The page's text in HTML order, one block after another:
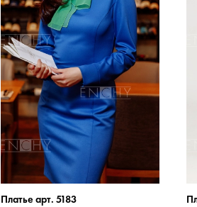
Платье арт. 5183